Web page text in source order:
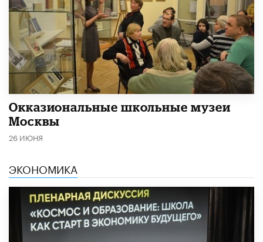
​Окказиональные школьные музеи
Москвы
26 ИЮНЯ
ЭКОНОМИКА